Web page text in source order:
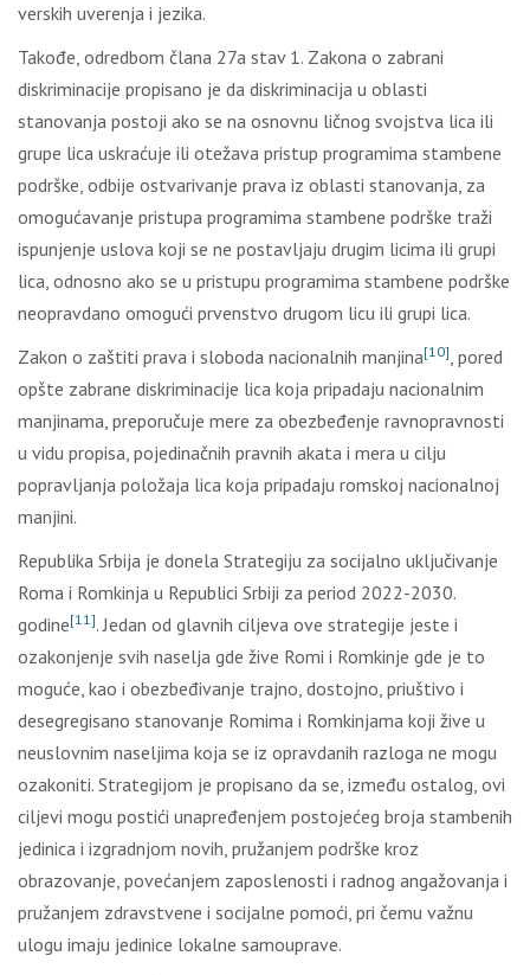
verskih uverenja i jezika.
Takođe, odredbom člana 27a stav 1. Zakona o zabrani
diskriminacije propisano je da diskriminacija u oblasti
stanovanja postoji ako se na osnovnu ličnog svojstva lica ili
grupe lica uskraćuje ili otežava pristup programima stambene
podrške, odbije ostvarivanje prava iz oblasti stanovanja, za
omogućavanje pristupa programima stambene podrške traži
ispunjenje uslova koji se ne postavljaju drugim licima ili grupi
lica, odnosno ako se u pristupu programima stambene podrške
neopravdano omogući prvenstvo drugom licu ili grupi lica.
Zakon o zaštiti prava i sloboda nacionalnih manjina[10], pored
opšte zabrane diskriminacije lica koja pripadaju nacionalnim
manjinama, preporučuje mere za obezbeđenje ravnopravnosti
u vidu propisa, pojedinačnih pravnih akata i mera u cilju
popravljanja položaja lica koja pripadaju romskoj nacionalnoj
manjini.
Republika Srbija je donela Strategiju za socijalno uključivanje
Roma i Romkinja u Republici Srbiji za period 2022-2030.
godine[11]. Jedan od glavnih ciljeva ove strategije jeste i
ozakonjenje svih naselja gde žive Romi i Romkinje gde je to
moguće, kao i obezbeđivanje trajno, dostojno, priuštivo i
desegregisano stanovanje Romima i Romkinjama koji žive u
neuslovnim naseljima koja se iz opravdanih razloga ne mogu
ozakoniti. Strategijom je propisano da se, između ostalog, ovi
ciljevi mogu postići unapređenjem postojećeg broja stambenih
jedinica i izgradnjom novih, pružanjem podrške kroz
obrazovanje, povećanjem zaposlenosti i radnog angažovanja i
pružanjem zdravstvene i socijalne pomoći, pri čemu važnu
ulogu imaju jedinice lokalne samouprave.